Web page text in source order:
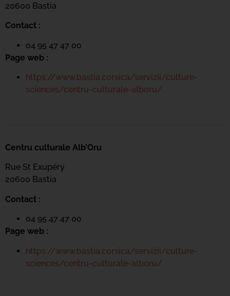
20600 Bastia
Contact :
04 95 47 47 00
Page web :
https://www.bastia.corsica/servizii/culture-
sciences/centru-culturale-alboru/
Centru culturale Alb’Oru
Rue St Exupéry
20600 Bastia
Contact :
04 95 47 47 00
Page web :
https://www.bastia.corsica/servizii/culture-
sciences/centru-culturale-alboru/